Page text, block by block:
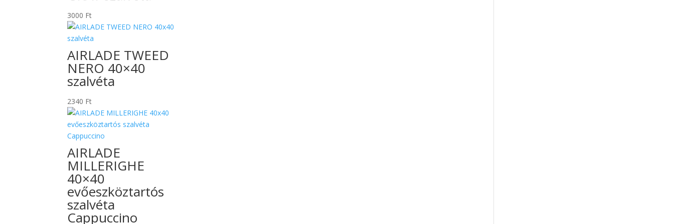
3000 Ft
AIRLADE TWEED
NERO 40×40
szalvéta
2340 Ft
AIRLADE
MILLERIGHE
40×40
evőeszköztartós
szalvéta
Cappuccino